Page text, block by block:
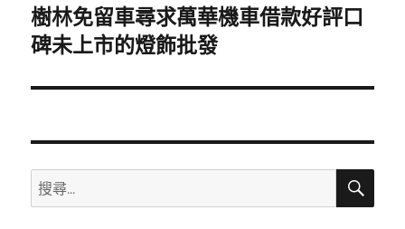
下
一
文
樹林免留車尋求萬華機車借款好評口
碑未上市的燈飾批發
搜
尋
搜